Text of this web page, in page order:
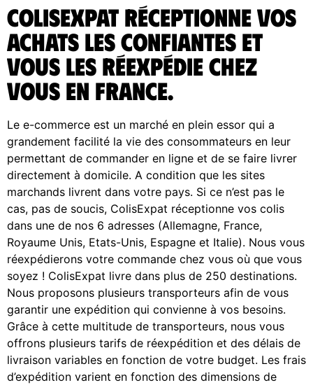
ColisExpat réceptionne vos
achats Les confiantes et
vous les réexpédie chez
vous en France.
Le e-commerce est un marché en plein essor qui a
grandement facilité la vie des consommateurs en leur
permettant de commander en ligne et de se faire livrer
directement à domicile. A condition que les sites
marchands livrent dans votre pays. Si ce n’est pas le
cas, pas de soucis, ColisExpat réceptionne vos colis
dans une de nos 6 adresses (Allemagne, France,
Royaume Unis, Etats-Unis, Espagne et Italie). Nous vous
réexpédierons votre commande chez vous où que vous
soyez ! ColisExpat livre dans plus de 250 destinations.
Nous proposons plusieurs transporteurs afin de vous
garantir une expédition qui convienne à vos besoins.
Grâce à cette multitude de transporteurs, nous vous
offrons plusieurs tarifs de réexpédition et des délais de
livraison variables en fonction de votre budget. Les frais
d’expédition varient en fonction des dimensions de